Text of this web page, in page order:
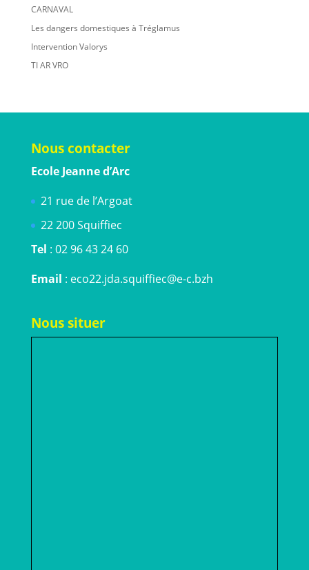
CARNAVAL
Les dangers domestiques à Tréglamus
Intervention Valorys
TI AR VRO
Nous contacter
Ecole Jeanne d’Arc
21 rue de l’Argoat
22 200 Squiffiec
Tel : 02 96 43 24 60
Email : eco22.jda.squiffiec@e-c.bzh
Nous situer